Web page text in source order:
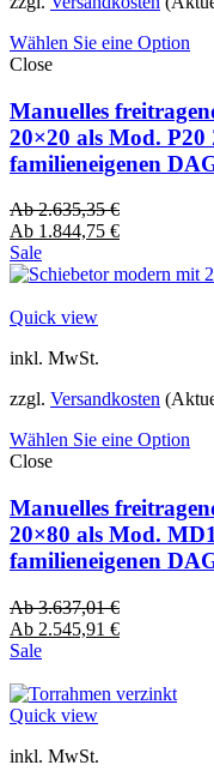
Wählen Sie eine Option
Close
Manuelles
20×20 als Mod.
familieneigenen
Ab2.635,35€
Ab 1.844,75 €
Sale
Quick view
inkl. MwSt.
zzgl. Versandkosten
Wählen Sie eine Option
Close
Manuelles
20×80 als Mod.
familieneigenen
Ab3.637,01€
Ab 2.545,91 €
Sale
Quick view
inkl. MwSt.